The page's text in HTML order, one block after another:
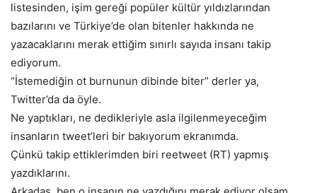
listesinden, işim gereği popüler kültür yıldızlarından
bazılarını ve Türkiye’de olan bitenler hakkında ne
yazacaklarını merak ettiğim sınırlı sayıda insanı takip
ediyorum.
“İstemediğin ot burnunun dibinde biter” derler ya,
Twitter’da da öyle.
Ne yaptıkları, ne dedikleriyle asla ilgilenmeyeceğim
insanların tweet’leri bir bakıyorum ekranımda.
Çünkü takip ettiklerimden biri reetweet (RT) yapmış
yazdıklarını.